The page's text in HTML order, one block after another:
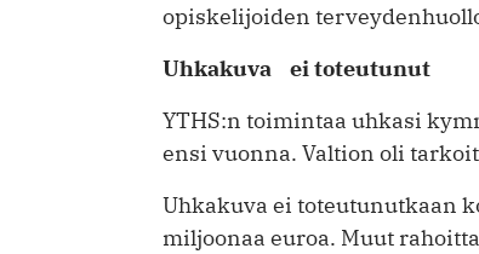
opiskelijoiden
Uhkakuva ei toteutunut
YTHS:n toimintaa uhkasi
ensi vuonna. Valtion oli
Uhkakuva ei toteutunutkaan
miljoonaa euroa. Muut